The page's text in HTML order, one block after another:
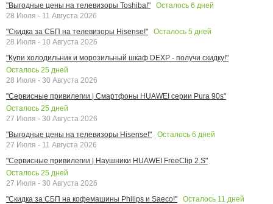
"Выгодные цены на телевизоры Toshiba!"
Осталось 6 дней
28 Июля - 11 Августа 2026
"Скидка за СБП на телевизоры Hisense!"
Осталось 5 дней
28 Июля - 10 Августа 2026
"Купи холодильник и морозильный шкаф DEXP - получи скидку!"
Осталось 25 дней
28 Июля - 30 Августа 2026
"Сервисные привилегии | Смартфоны HUAWEI серии Pura 90s"
Осталось 25 дней
27 Июля - 30 Августа 2026
"Выгодные цены на телевизоры Hisense!"
Осталось 6 дней
27 Июля - 11 Августа 2026
"Сервисные привилегии | Наушники HUAWEI FreeClip 2 S"
Осталось 25 дней
27 Июля - 30 Августа 2026
"Скидка за СБП на кофемашины Philips и Saeco!"
Осталось 11 дней